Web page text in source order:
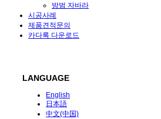
방범 자바라
시공사례
제품견적문의
카다록 다운로드
LANGUAGE
English
日本語
中文(中国)